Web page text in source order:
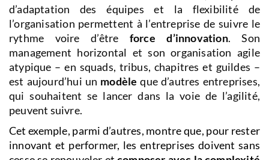
d’adaptation des équipes et la flexibilité de
l’organisation permettent à l’entreprise de suivre le
rythme voire d’être force d’innovation. Son
management horizontal et son organisation agile
atypique – en squads, tribus, chapitres et guildes –
est aujourd’hui un modèle que d’autres entreprises,
qui souhaitent se lancer dans la voie de l’agilité,
peuvent suivre.
Cet exemple, parmi d’autres, montre que, pour rester
innovant et performer, les entreprises doivent sans